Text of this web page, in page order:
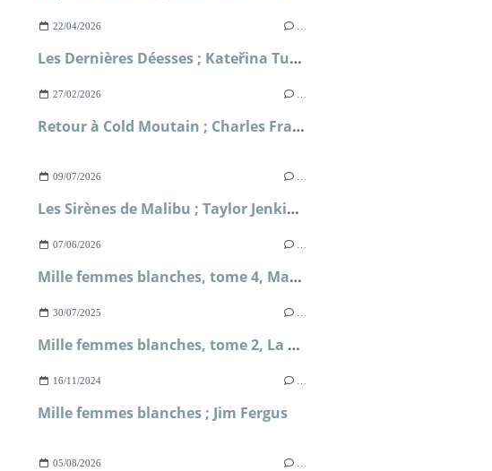
22/04/2026
Les Dernières Déesses ; Kateřina Tučková
27/02/2026
Retour à Cold Moutain ; Charles Frazier
09/07/2026
Les Sirènes de Malibu ; Taylor Jenkins Reid
07/06/2026
Mille femmes blanches, tome 4, May et Chance ; Jim Fergus
30/07/2025
Mille femmes blanches, tome 2, La vengeance des mères ; Jim Fergus
16/11/2024
Mille femmes blanches ; Jim Fergus
05/08/2026